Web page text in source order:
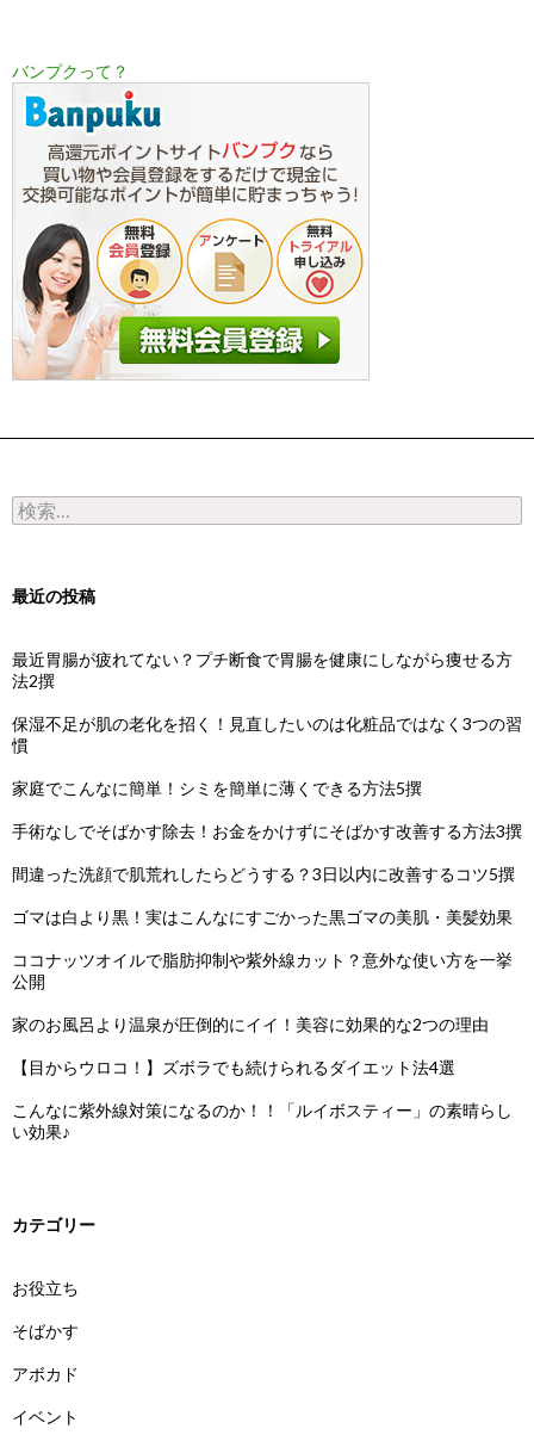
バンプクって？
検索:
最近の投稿
最近胃腸が疲れてない？プチ断食で胃腸を健康にしながら痩せる方
法2撰
保湿不足が肌の老化を招く！見直したいのは化粧品ではなく3つの習
慣
家庭でこんなに簡単！シミを簡単に薄くできる方法5撰
手術なしでそばかす除去！お金をかけずにそばかす改善する方法3撰
間違った洗顔で肌荒れしたらどうする？3日以内に改善するコツ5撰
ゴマは白より黒！実はこんなにすごかった黒ゴマの美肌・美髪効果
ココナッツオイルで脂肪抑制や紫外線カット？意外な使い方を一挙
公開
家のお風呂より温泉が圧倒的にイイ！美容に効果的な2つの理由
【目からウロコ！】ズボラでも続けられるダイエット法4選
こんなに紫外線対策になるのか！！「ルイボスティー」の素晴らし
い効果♪
カテゴリー
お役立ち
そばかす
アボカド
イベント